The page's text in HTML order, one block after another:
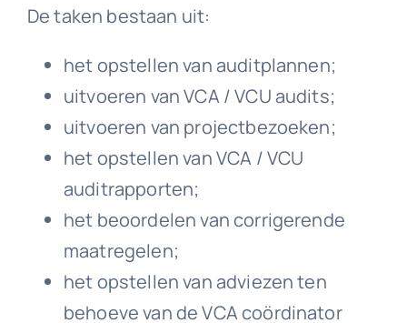
De taken bestaan uit:
het opstellen van auditplannen;
uitvoeren van VCA / VCU audits;
uitvoeren van projectbezoeken;
het opstellen van VCA / VCU
auditrapporten;
het beoordelen van corrigerende
maatregelen;
het opstellen van adviezen ten
behoeve van de VCA coördinator